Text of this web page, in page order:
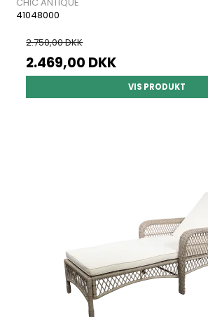
41048000
2.750,00 DKK
2.469,00 DKK
VIS PRODUKT